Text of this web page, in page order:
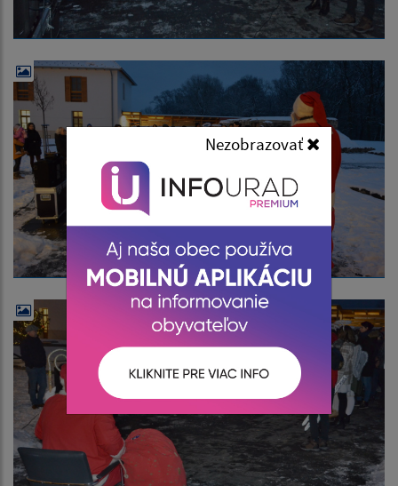
Nezobrazovať